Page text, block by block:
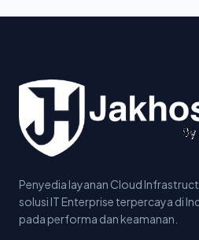
Penyedia layanan Cloud
solusi IT Enterprise terpercaya di
pada performa dan keamanan.